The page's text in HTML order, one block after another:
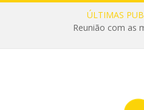
ÚLTIMAS
Reunião com as